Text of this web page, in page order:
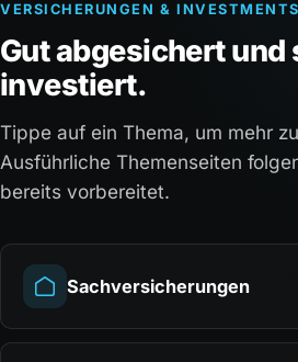
VERSICHERUNGEN & INVESTMENTS
Gut abgesichert und
investiert.
Tippe auf ein Thema, um mehr
Ausführliche Themenseiten
bereits vorbereitet.
Sachversicherungen
WAS IST DAS?